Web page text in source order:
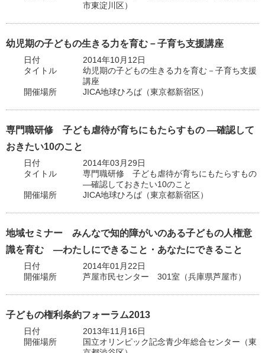
市東淀川区）
幼児期の子どもの生きる力を育む－子育ち支援講座
日付
2014年10月12日
タイトル
幼児期の子どもの生きる力を育む－子育ち支援
講座
開催場所
JICA地球ひろば（東京都新宿区）
専門職研修 子ども虐待が育ちにもたらすもの ―確認して
おきたい10のこと
日付
2014年03月29日
タイトル
専門職研修 子ども虐待が育ちにもたらすもの
―確認しておきたい10のこと
開催場所
JICA地球ひろば（東京都新宿区）
地域セミナー みんなで知的障がいのある子どもの人権意
識を育む ―わたしにできること・あなたにできること
日付
2014年01月22日
開催場所
芦屋市民センター 301室（兵庫県芦屋市）
子どもの権利条約フォーラム2013
日付
2013年11月16日
開催場所
国立オリンピック記念青少年総合センター（東